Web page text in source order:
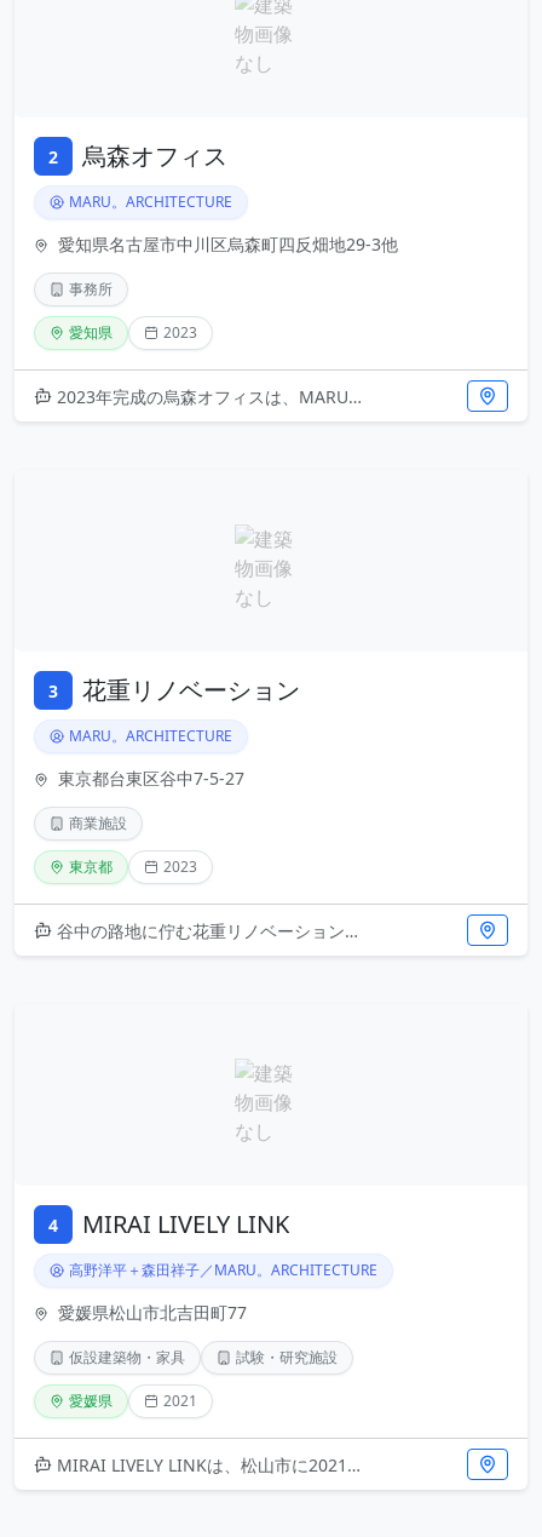
2 烏森オフィス
MARU。ARCHITECTURE
愛知県名古屋市中川区烏森町四反畑地29-3他
事務所
愛知県 2023
2023年完成の烏森オフィスは、MARU。ARCHITECTUREによる現代的な事務所建築です。名古屋市中川区に位置し、
3 花重リノベーション
MARU。ARCHITECTURE
東京都台東区谷中7-5-27
商業施設
東京都 2023
谷中の路地に佇む花重リノベーション。2023年に完成した本物件は、MARU。ARCHITECTUREによる精緻な設計が光
4 MIRAI LIVELY LINK
高野洋平＋森田祥子／MARU。ARCHITECTURE
愛媛県松山市北吉田町77
仮設建築物・家具 試験・研究施設
愛媛県 2021
MIRAI LIVELY LINKは、松山市に2021年に竣工した仮設建築物です。設計は高野洋平と森田祥子が率いるMAR